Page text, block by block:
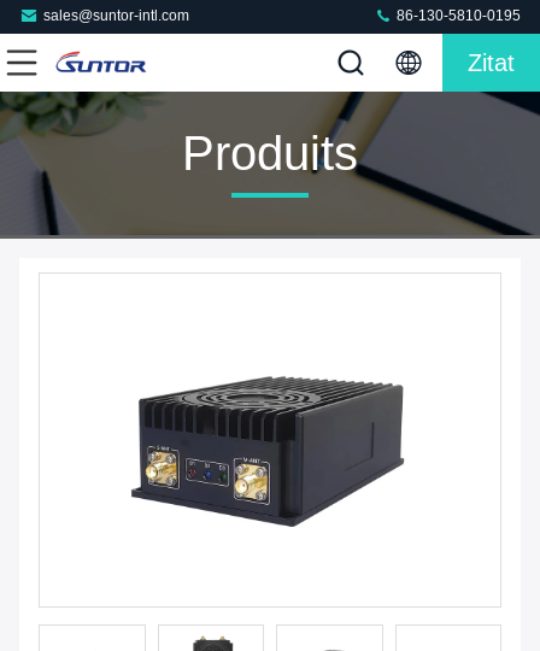
sales@suntor-intl.com 86-130-5810-0195
Zitat
Produits